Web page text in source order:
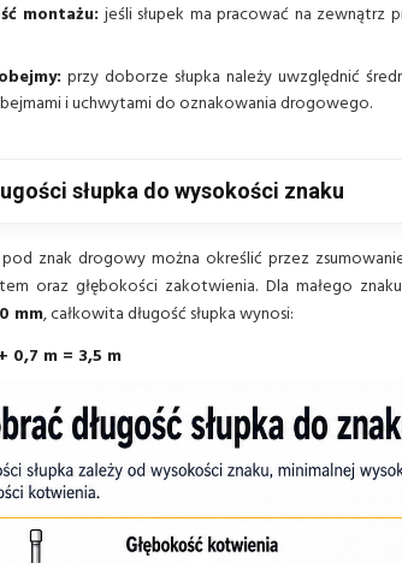
montażu: jeśli słupek ma pracować na zewnątrz
przy doborze słupka należy uwzględnić
i uchwytami do oznakowania drogowego.
słupka do wysokości znaku
pod znak drogowy można określić przez
oraz głębokości zakotwienia. Dla małego
mm, całkowita długość słupka wynosi:
0,7 m = 3,5 m